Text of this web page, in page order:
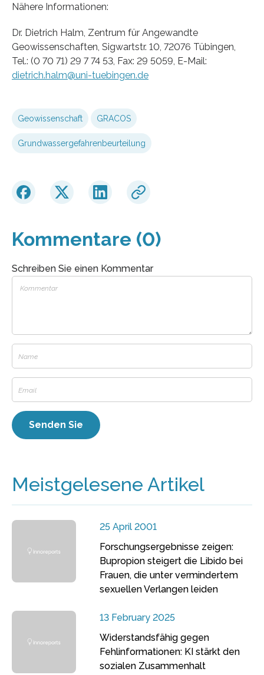
Nähere Informationen:
Dr. Dietrich Halm, Zentrum für Angewandte
Geowissenschaften, Sigwartstr. 10, 72076 Tübingen,
Tel.: (0 70 71) 29 7 74 53, Fax: 29 5059, E-Mail:
dietrich.halm@uni-tuebingen.de
Geowissenschaft GRACOS
Grundwassergefahrenbeurteilung
Kommentare (0)
Schreiben Sie einen Kommentar
Meistgelesene Artikel
25 April 2001
Forschungsergebnisse zeigen:
Bupropion steigert die Libido bei
Frauen, die unter vermindertem
sexuellen Verlangen leiden
13 February 2025
Widerstandsfähig gegen
Fehlinformationen: KI stärkt den
sozialen Zusammenhalt